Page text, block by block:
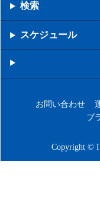
検索
スケジュール
お問い合わせ
プ
Copyright ©